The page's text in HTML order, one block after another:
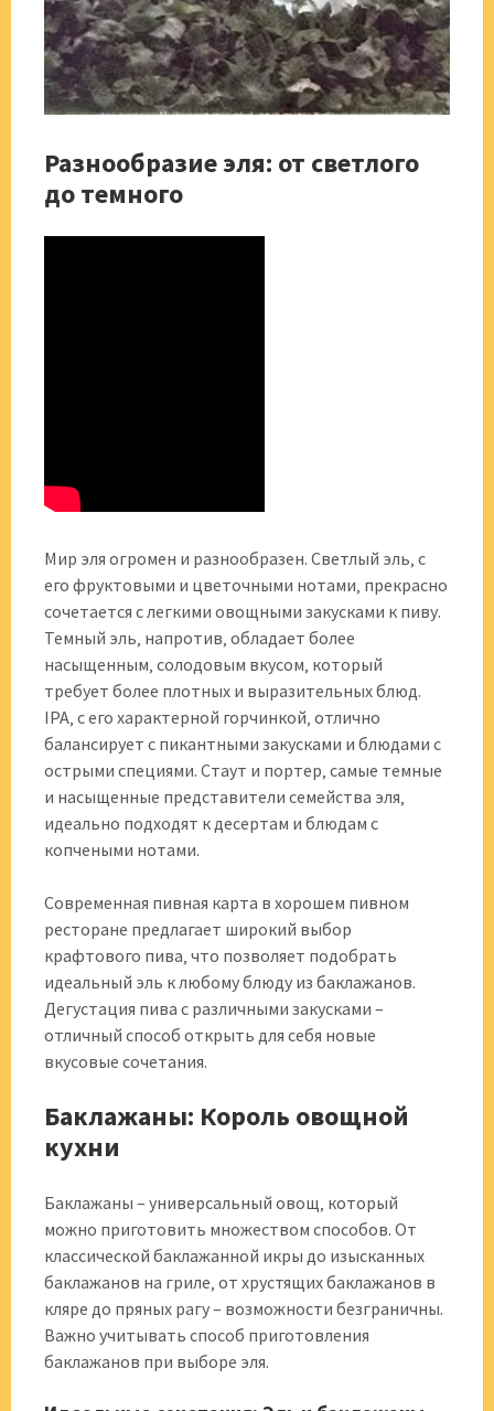
Разнообразие эля: от светлого
до темного
Мир эля огромен и разнообразен. Светлый эль‚ с
его фруктовыми и цветочными нотами‚ прекрасно
сочетается с легкими овощными закусками к пиву.
Темный эль‚ напротив‚ обладает более
насыщенным‚ солодовым вкусом‚ который
требует более плотных и выразительных блюд.
IPA‚ с его характерной горчинкой‚ отлично
балансирует с пикантными закусками и блюдами с
острыми специями. Стаут и портер‚ самые темные
и насыщенные представители семейства эля‚
идеально подходят к десертам и блюдам с
копчеными нотами.
Современная пивная карта в хорошем пивном
ресторане предлагает широкий выбор
крафтового пива‚ что позволяет подобрать
идеальный эль к любому блюду из баклажанов.
Дегустация пива с различными закусками –
отличный способ открыть для себя новые
вкусовые сочетания.
Баклажаны: Король овощной
кухни
Баклажаны – универсальный овощ‚ который
можно приготовить множеством способов. От
классической баклажанной икры до изысканных
баклажанов на гриле‚ от хрустящих баклажанов в
кляре до пряных рагу – возможности безграничны.
Важно учитывать способ приготовления
баклажанов при выборе эля.